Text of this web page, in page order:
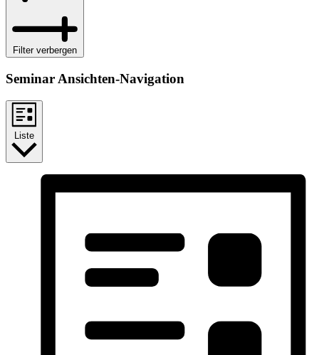
Filter verbergen
Seminar Ansichten-Navigation
Liste